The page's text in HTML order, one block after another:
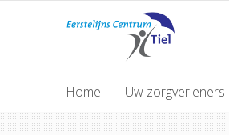
Home Uw zorgverleners